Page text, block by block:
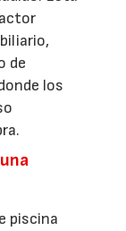
de
los
piscina